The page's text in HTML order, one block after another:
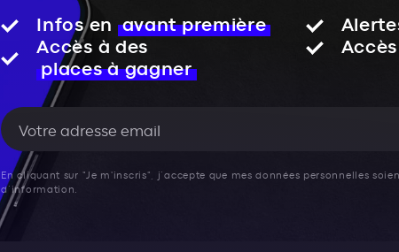
Infos en avant première
Accès à des
places à gagner
En cliquant sur "Je m'inscris", j’accepte que mes données personnelles
d’information.